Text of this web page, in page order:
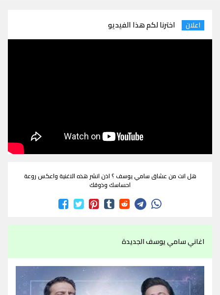
اعلان اخترنا لكم هذا الفيديو
هل انت من عشاق سامي يوسف ؟ اذن انشر هذه الاغنية واعكس روعة
احساسك وذوقك
اغاني سامي يوسف الجديدة